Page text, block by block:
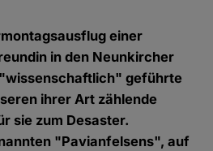
einer
in den Neunkircher
geführte
ihrer Art zählende
sie zum Desaster.
"Pavianfelsens", auf